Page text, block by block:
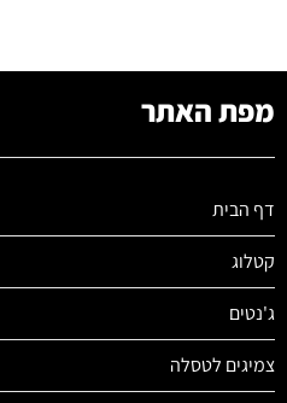
מפת האתר
דף הבית
קטלוג
ג'נטים
צמיגים לטסלה